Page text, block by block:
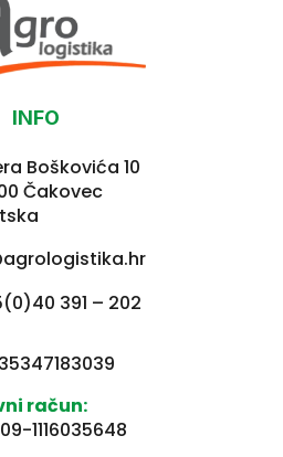
INFO
Boškovića 10
Čakovec
391 – 202
račun:
1116035648